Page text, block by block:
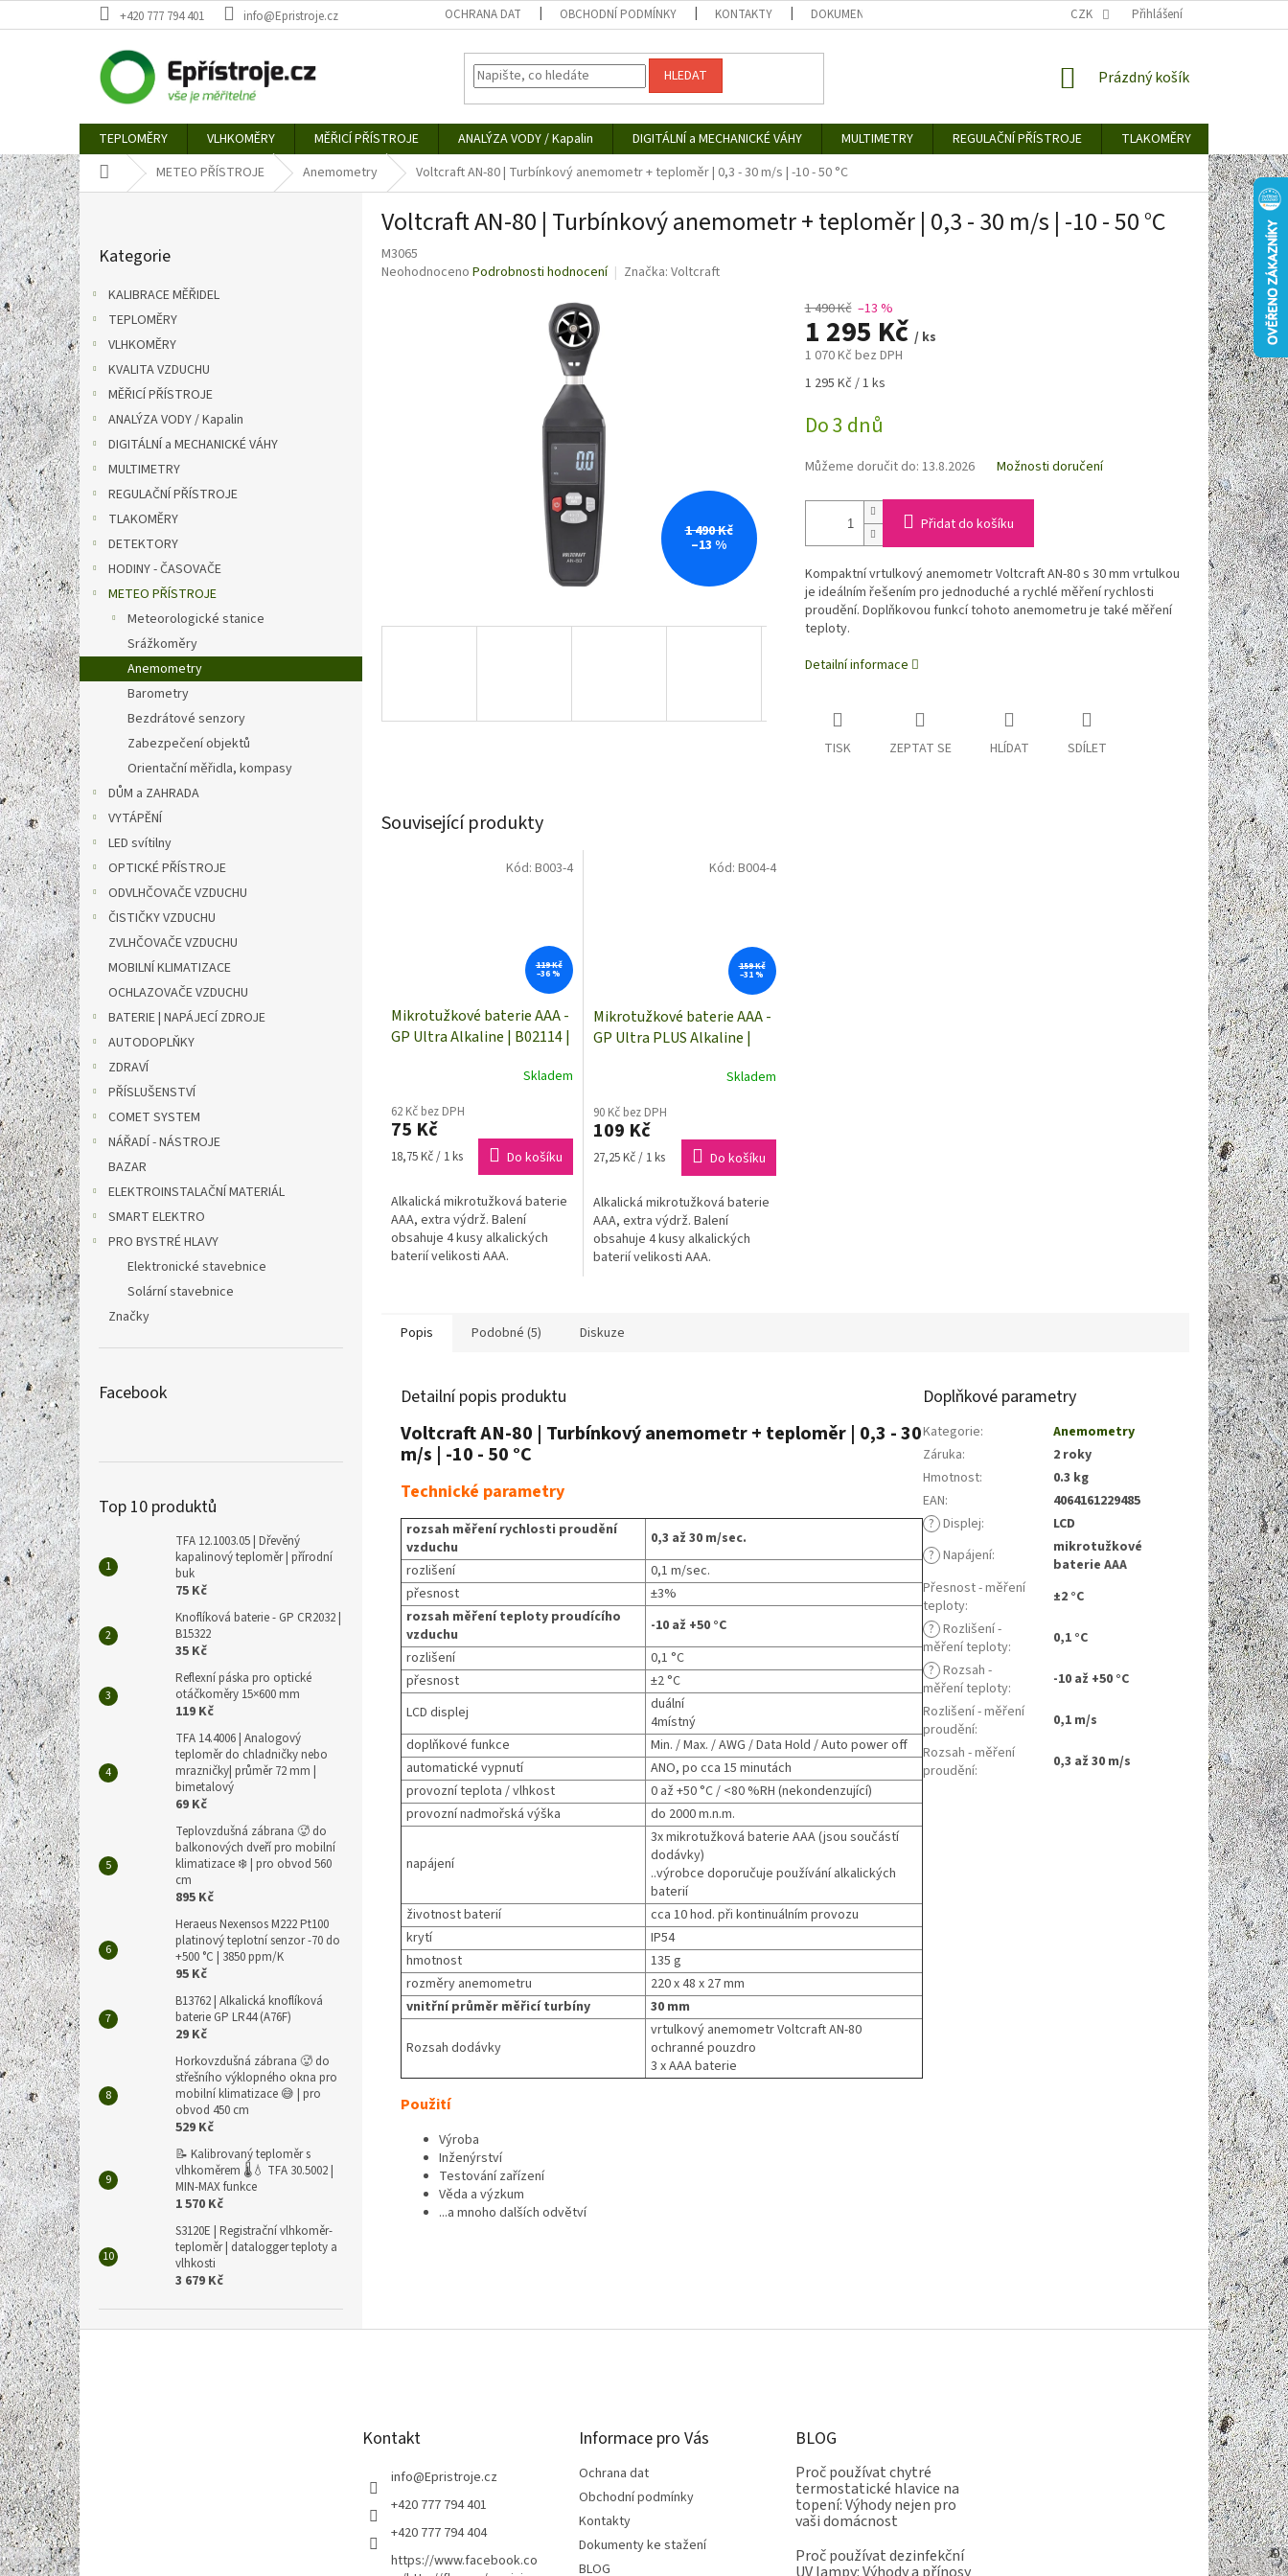
na
+420 777 794 401 info@Epristroje.cz OCHRANA DAT OBCHODNÍ PODMÍNKY KONTAKTY DOKUMENTY KE STAŽENÍ CENY ZA DOPRAVU / ZPŮSOBY DORUČENÍ
CZK Přihlášení
HLEDAT
NÁKUPNÍ
Prázdný košík
TEPLOMĚRY VLHKOMĚRY MĚŘICÍ PŘÍSTROJE ANALÝZA VODY / Kapalin DIGITÁLNÍ a MECHANICKÉ VÁHY MULTIMETRY REGULAČNÍ PŘÍSTROJE TLAKOMĚRY
Domů METEO PŘÍSTROJE Anemometry Voltcraft AN-80 | Turbínkový anemometr + teploměr | 0,3 - 30 m/s | -10 - 50 °C
P
o
s
t
r
a
n
n
í
p
a
n
e
l
kategorie
Kategorie
KALIBRACE MĚŘIDEL
TEPLOMĚRY
VLHKOMĚRY
KVALITA VZDUCHU
MĚŘICÍ PŘÍSTROJE
ANALÝZA VODY / Kapalin
DIGITÁLNÍ a MECHANICKÉ VÁHY
MULTIMETRY
REGULAČNÍ PŘÍSTROJE
TLAKOMĚRY
DETEKTORY
HODINY - ČASOVAČE
METEO PŘÍSTROJE
Meteorologické stanice
Srážkoměry
Anemometry
Barometry
Bezdrátové senzory
Zabezpečení objektů
Orientační měřidla, kompasy
DŮM a ZAHRADA
VYTÁPĚNÍ
LED svítilny
OPTICKÉ PŘÍSTROJE
ODVLHČOVAČE VZDUCHU
ČISTIČKY VZDUCHU
ZVLHČOVAČE VZDUCHU
MOBILNÍ KLIMATIZACE
OCHLAZOVAČE VZDUCHU
BATERIE | NAPÁJECÍ ZDROJE
AUTODOPLŇKY
ZDRAVÍ
PŘÍSLUŠENSTVÍ
COMET SYSTEM
NÁŘADÍ - NÁSTROJE
BAZAR
ELEKTROINSTALAČNÍ MATERIÁL
SMART ELEKTRO
PRO BYSTRÉ HLAVY
Elektronické stavebnice
Solární stavebnice
Značky
Facebook
Top 10 produktů
TFA 12.1003.05 | Dřevěný
kapalinový teploměr | přírodní
buk
75 Kč
Knoflíková baterie - GP CR2032 |
B15322
35 Kč
Reflexní páska pro optické
otáčkoměry 15×600 mm
119 Kč
TFA 14.4006 | Analogový
teploměr do chladničky nebo
mrazničky| průměr 72 mm |
bimetalový
69 Kč
Teplovzdušná zábrana 🥵 do
balkonových dveří pro mobilní
klimatizace ❄️ | pro obvod 560
cm
895 Kč
Heraeus Nexensos M222 Pt100
platinový teplotní senzor -70 do
+500 °C | 3850 ppm/K
95 Kč
B13762 | Alkalická knoflíková
baterie GP LR44 (A76F)
29 Kč
Horkovzdušná zábrana 🥵 do
střešního výklopného okna pro
mobilní klimatizace 😅 | pro
obvod 450 cm
529 Kč
📝 Kalibrovaný teploměr s
vlhkoměrem 🌡️💧 TFA 30.5002 |
MIN-MAX funkce
1 570 Kč
S3120E | Registrační vlhkoměr-
teploměr | datalogger teploty a
vlhkosti
3 679 Kč
Voltcraft AN-80 | Turbínkový anemometr + teploměr | 0,3 - 30 m/s | -10 - 50 °C
M3065
Průměrné
Neohodnoceno Podrobnosti hodnocení Značka: Voltcraft
1 490 Kč
–13 %
1 490 Kč –13 %
1 295 Kč / ks
1 070 Kč bez DPH
Měrná
1 295 Kč / 1 ks
Do 3 dnů
Můžeme doručit do: 13.8.2026 Možnosti doručení
Přidat do košíku
Kompaktní vrtulkový anemometr Voltcraft AN-80 s 30 mm vrtulkou
je ideálním řešením pro jednoduché a rychlé měření rychlosti
proudění. Doplňkovou funkcí tohoto anemometru je také měření
teploty.
Detailní informace
TISK ZEPTAT SE HLÍDAT SDÍLET
Související produkty
119 Kč
–36 %
Mikrotužkové baterie AAA -
GP Ultra Alkaline | B02114 |
Skladem
62 Kč bez DPH
75 Kč
Měrná
18,75 Kč / 1 ks Do košíku
Alkalická mikrotužková baterie
AAA, extra výdrž. Balení
obsahuje 4 kusy alkalických
baterií velikosti AAA.
Kód: B003-4
159 Kč
–31 %
Mikrotužkové baterie AAA -
GP Ultra PLUS Alkaline |
Skladem
90 Kč bez DPH
109 Kč
Měrná
27,25 Kč / 1 ks Do košíku
Alkalická mikrotužková baterie
AAA, extra výdrž. Balení
obsahuje 4 kusy alkalických
baterií velikosti AAA.
Kód: B004-4
Popis Podobné (5) Diskuze
Detailní popis produktu
Voltcraft AN-80 | Turbínkový anemometr + teploměr | 0,3 - 30
m/s | -10 - 50 °C
Technické parametry
rozsah měření rychlosti proudění
vzduchu
0,3 až 30 m/sec.
rozlišení
0,1 m/sec.
přesnost
±3%
rozsah měření teploty proudícího
vzduchu
-10 až +50 °C
rozlišení
0,1 °C
přesnost
±2 °C
LCD displej
duální
4místný
doplňkové funkce
Min. / Max. / AWG / Data Hold / Auto power off
automatické vypnutí
ANO, po cca 15 minutách
provozní teplota / vlhkost
0 až +50 °C / <80 %RH (nekondenzující)
provozní nadmořská výška
do 2000 m.n.m.
napájení
3x mikrotužková baterie AAA (jsou součástí
dodávky)
..výrobce doporučuje používání alkalických
baterií
životnost baterií
cca 10 hod. při kontinuálním provozu
krytí
IP54
hmotnost
135 g
rozměry anemometru
220 x 48 x 27 mm
vnitřní průměr měřicí turbíny
30 mm
Rozsah dodávky
vrtulkový anemometr Voltcraft AN-80
ochranné pouzdro
3 x AAA baterie
Použití
Výroba
Inženýrství
Testování zařízení
Věda a výzkum
...a mnoho dalších odvětví
Doplňkové parametry
Kategorie:
Anemometry
Záruka:
2 roky
Hmotnost:
0.3 kg
EAN:
4064161229485
? Displej:
LCD
? Napájení:
mikrotužkové
baterie AAA
Přesnost - měření
teploty:
±2 °C
? Rozlišení -
měření teploty:
0,1 °C
? Rozsah -
měření teploty:
-10 až +50 °C
Rozlišení - měření
proudění:
0,1 m/s
Rozsah - měření
proudění: 0,3 až 30 m/s
Z
á
p
a
t
í Kontakt
info@Epristroje.cz
+420 777 794 401
+420 777 794 404
https://www.facebook.co
Informace pro Vás
Ochrana dat
Obchodní podmínky
Kontakty
Dokumenty ke stažení
BLOG
BLOG
Proč používat chytré
termostatické hlavice na
topení: Výhody nejen pro
vaši domácnost
Proč používat dezinfekční